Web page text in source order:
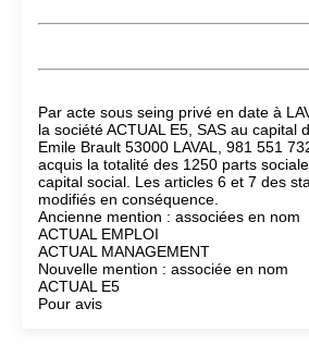
Par acte sous seing privé en date à
la société ACTUAL E5, SAS au capital
Emile Brault 53000 LAVAL, 981 551
acquis la totalité des 1250 parts
capital social. Les articles 6 et 7 des
modifiés en conséquence.
Ancienne mention : associées en nom
ACTUAL EMPLOI
ACTUAL MANAGEMENT
Nouvelle mention : associée en nom
ACTUAL E5
Pour avis